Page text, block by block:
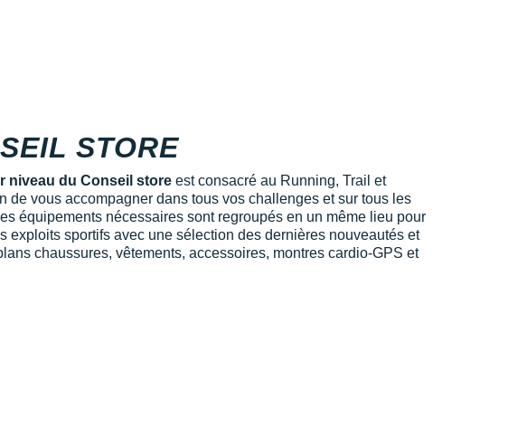
STORE
niveau du Conseil store est consacré au Running, Trail et
de vous accompagner dans tous vos challenges et sur tous les
équipements nécessaires sont regroupés en un même lieu pour
exploits sportifs avec une sélection des dernières nouveautés et
chaussures, vêtements, accessoires, montres cardio-GPS et